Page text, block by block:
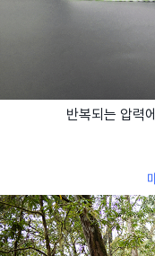
반복되는 압력